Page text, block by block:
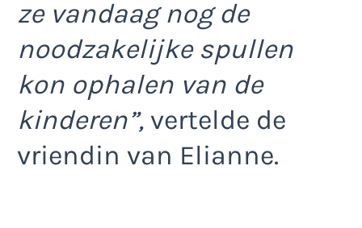
ze vandaag nog de
noodzakelijke spullen
kon ophalen van de
kinderen”, vertelde de
vriendin van Elianne.